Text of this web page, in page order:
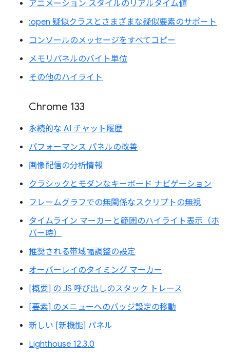
アニメーション スタイルのリアルタイム値
:open 疑似クラスとさまざまな疑似要素のサポート
コンソールのメッセージをすべてコピー
メモリパネルのバイト単位
その他のハイライト
Chrome 133
永続的な AI チャット履歴
パフォーマンス パネルの改善
画像配信の分析情報
クラシックとモダンなキーボード ナビゲーション
フレームグラフでの無関係なスクリプトの無視
タイムライン マーカーと範囲のハイライト表示（ホ
バー時）
推奨される帯域幅調整の設定
オーバーレイのタイミング マーカー
[概要] の JS 呼び出しのスタック トレース
[要素] のメニューへのバッジ設定の移動
新しい [新機能] パネル
Lighthouse 12.3.0